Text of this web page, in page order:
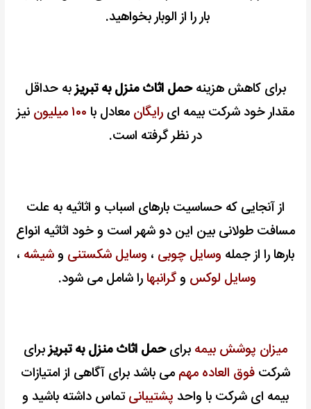
بار را از الوبار بخواهید.
برای کاهش هزینهحمل اثاث منزل به تبریزبه حداقل
مقدار خود شرکت بیمه ای رایگان معادل با ۱۰۰ میلیون
نیز
در نظر گرفته است.
از آنجایی که حساسیت بارهای اسباب و اثاثیه به علت
مسافت طولانی بین این دو شهر است و خود اثاثیه انواع
بارها را از جمله وسایل چوبی ، وسایل شکستنی وشیشه ،
وسایل لوکس وگرانبهارا شامل می شود.
میزان پوشش بیمه برایحمل اثاث منزل به تبریزبرای
شرکت فوق العاده مهم می باشد برای آگاهی از امتیازات
بیمه ای شرکت با واحد پشتیبانیتماس داشته باشید و